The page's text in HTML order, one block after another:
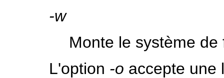
-w
Monte le système
L'option -o accepte une